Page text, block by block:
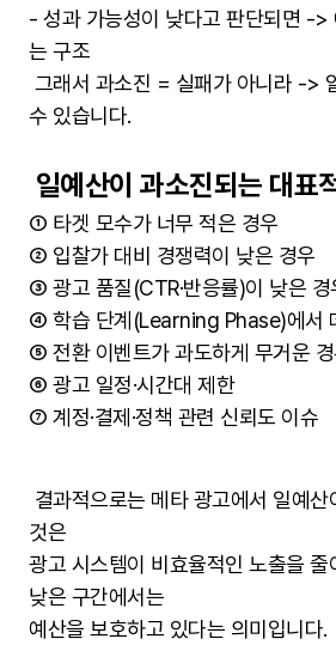
- 성과 가능성이 낮다고 판단되면 ->
는 구조
그래서 과소진 = 실패가 아니라 ->
수 있습니다.
일예산이 과소진되는 대표
① 타겟 모수가 너무 적은 경우
② 입찰가 대비 경쟁력이 낮은 경우
③ 광고 품질(CTR·반응률)이 낮은 경
④ 학습 단계(Learning Phase)에서
⑤ 전환 이벤트가 과도하게 무거운
⑥ 광고 일정·시간대 제한
⑦ 계정·결제·정책 관련 신뢰도 이슈
결과적으로는 메타 광고에서 일예
것은
광고 시스템이 비효율적인 노출을 줄
낮은 구간에서는
예산을 보호하고 있다는 의미입니다.